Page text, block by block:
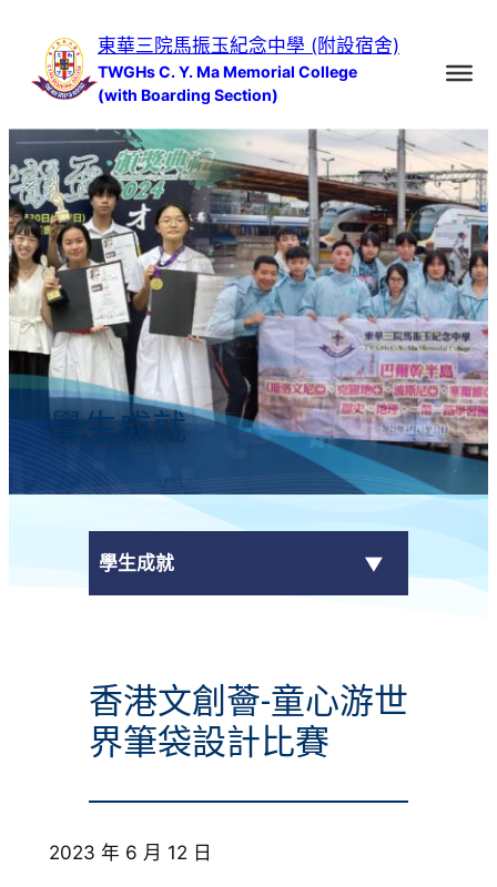
內
容
東華三院馬振玉紀念中學 (附設宿舍)
TWGHs C. Y. Ma Memorial College
(with Boarding Section)
學生成就
學生成就
校外獎項
學校活動
香港文創薈-童心游世
界筆袋設計比賽
2023 年 6 月 12 日